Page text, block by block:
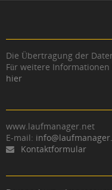
Die Übertragung der
Für weitere
hier
www.laufmanager.net
E-mail:
Kontaktformular